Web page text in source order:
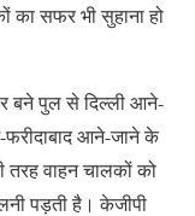
का सफर भी सुहाना हो
बने पुल से दिल्ली आने-
फरीदाबाद आने-जाने के
तरह वाहन चालकों को
पड़ती है। केजीपी